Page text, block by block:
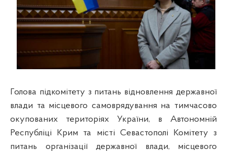
Голова підкомітету з питань відновлення державної
влади та місцевого самоврядування на тимчасово
окупованих територіях України, в Автономній
Республіці Крим та місті Севастополі Комітету з
питань організації державної влади, місцевого